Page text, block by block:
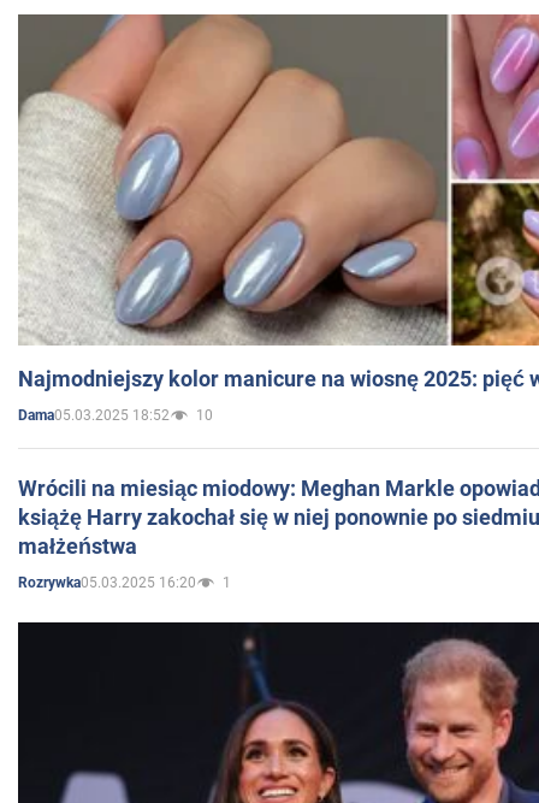
Najmodniejszy kolor manicure na wiosnę 2025: pięć
Dama05.03.2025 18:52 10
Wrócili na miesiąc miodowy: Meghan Markle
książę Harry zakochał się w niej ponownie po
małżeństwa
Rozrywka05.03.2025 16:20 1